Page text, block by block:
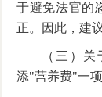
于避免法官的
正。因此，建
（三）
添"营养费"一项